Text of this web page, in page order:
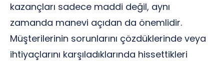
kazançları sadece maddi değil, aynı
zamanda manevi açıdan da önemlidir.
Müşterilerinin sorunlarını çözdüklerinde veya
ihtiyaçlarını karşıladıklarında hissettikleri